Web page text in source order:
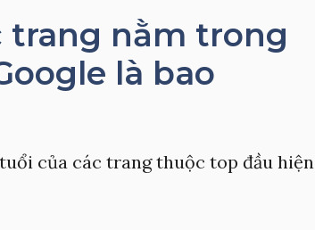
trang nằm trong
là bao
của các trang thuộc top đầu hiện